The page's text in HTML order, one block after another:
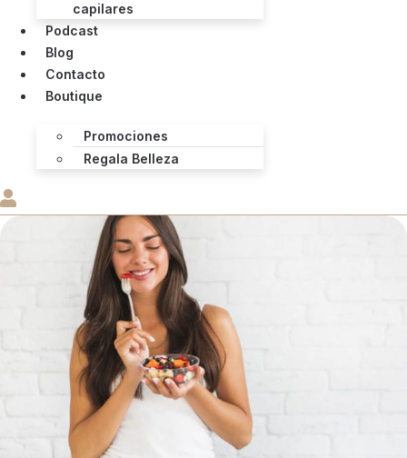
capilares
Podcast
Blog
Contacto
Boutique
Promociones
Regala Belleza